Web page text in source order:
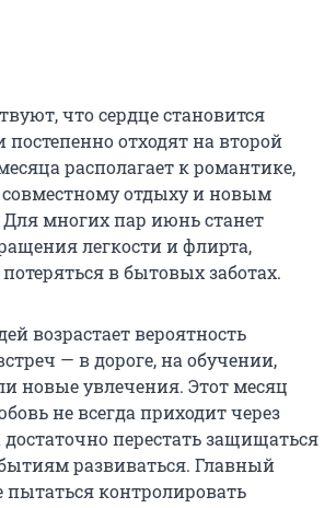
что сердце становится
постепенно отходят на второй
располагает к романтике,
отдыху и новым
многих пар июнь станет
легкости и флирта,
в бытовых заботах.
возрастает вероятность
— в дороге, на обучении,
новые увлечения. Этот месяц
не всегда приходит через
перестать защищаться
развиваться. Главный
контролировать